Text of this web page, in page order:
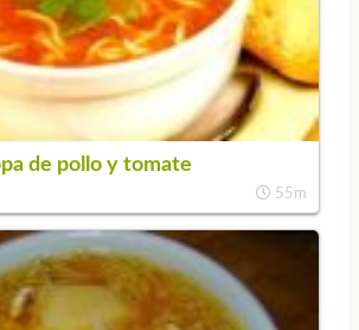
de pollo y tomate
55m